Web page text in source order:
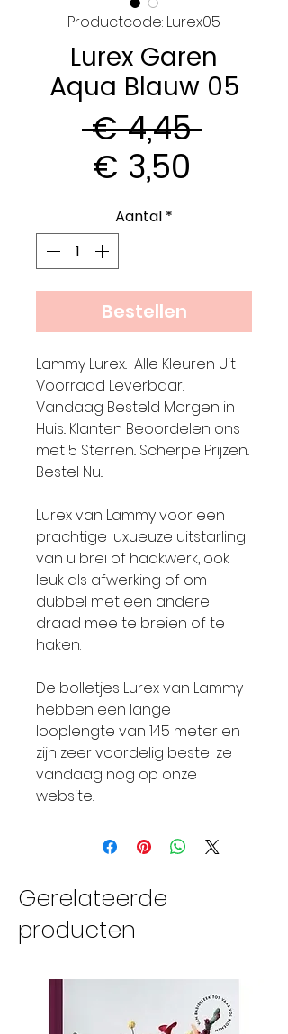
Productcode: Lurex05
Lurex Garen
Aqua Blauw 05
€ 4,45
€ 3,50
Aantal *
Bestellen
Lammy Lurex.. Alle Kleuren Uit
Voorraad Leverbaar..
Vandaag Besteld Morgen in
Huis.. Klanten Beoordelen ons
met 5 Sterren.. Scherpe Prijzen..
Bestel Nu..
Lurex van Lammy voor een
prachtige luxueuze uitstarling
van u brei of haakwerk, ook
leuk als afwerking of om
dubbel met een andere
draad mee te breien of te
haken.
De bolletjes Lurex van Lammy
hebben een lange
looplengte van 145 meter en
zijn zeer voordelig bestel ze
vandaag nog op onze
website.
Gerelateerde
producten